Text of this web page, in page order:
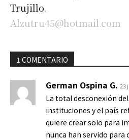
Alzutru45@hotmail.com
1 COMENTARIO
German Ospina G. 23
La total desconexión
instituciones y el país
quiere crear solo para
nunca han servido para